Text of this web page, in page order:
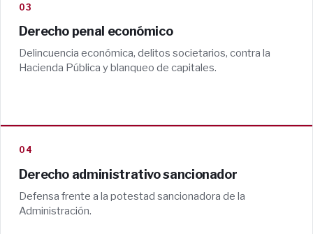
03
Derecho penal económico
Delincuencia económica, delitos societarios, contra la
Hacienda Pública y blanqueo de capitales.
04
Derecho administrativo sancionador
Defensa frente a la potestad sancionadora de la
Administración.